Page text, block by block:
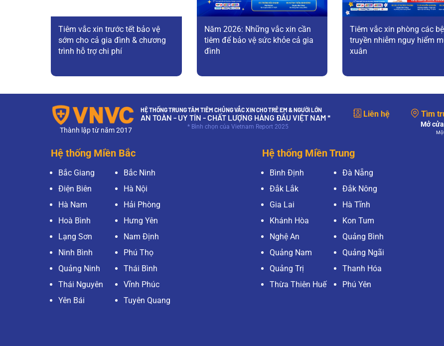
Tiêm vắc xin trước tết bảo vệ
sớm cho cả gia đình & chương
trình hỗ trợ chi phí
Năm 2026: Những vắc xin cần
tiêm để bảo vệ sức khỏe cả gia
đình
Tiêm vắc xin phòng các
truyền nhiễm nguy hiểm
xuân
Thành lập từ năm 2017
HỆ THỐNG TRUNG TÂM TIÊM CHỦNG VẮC XIN CHO TRẺ EM & NGƯỜI LỚN
AN TOÀN - UY TÍN - CHẤT LƯỢNG HÀNG ĐẦU VIỆT NAM *
* Bình chọn của Vietnam Report 2025
Liên hệ Tìm
Mở
Hệ thống Miền Bắc
Bắc Giang
Bắc Ninh
Điện Biên
Hà Nội
Hà Nam
Hải Phòng
Hoà Bình
Hưng Yên
Lạng Sơn
Nam Định
Ninh Bình
Phú Thọ
Quảng Ninh
Thái Bình
Thái Nguyên
Vĩnh Phúc
Yên Bái
Tuyên Quang
Hệ thống Miền Trung
Bình Định
Đà Nẵng
Đắk Lắk
Đắk Nông
Gia Lai
Hà Tĩnh
Khánh Hòa
Kon Tum
Nghệ An
Quảng Bình
Quảng Nam
Quảng Ngãi
Quảng Trị
Thanh Hóa
Thừa Thiên Huế
Phú Yên